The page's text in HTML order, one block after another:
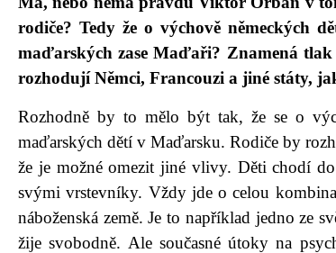
rodiče? Tedy že o výchově německých
maďarských zase Maďaři? Znamená
rozhodují Němci, Francouzi a jiné státy,
Rozhodně by to mělo být tak, že se o
maďarských dětí v Maďarsku. Rodiče by
že je možné omezit jiné vlivy. Děti chodí
svými vrstevníky. Vždy jde o celou
náboženská země. Je to například jedno ze
žije svobodně. Ale současné útoky na